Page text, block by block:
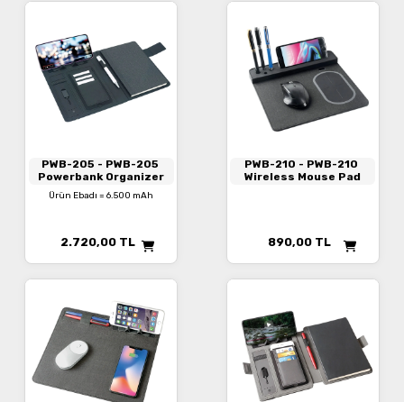
PWB-205 - PWB-205
Powerbank Organizer
Ürün Ebadı = 6.500 mAh
2.720,00 TL
PWB-210 - PWB-210
Wireless Mouse Pad
890,00 TL